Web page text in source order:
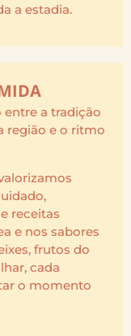
a estadia.
entre a tradição
região e o ritmo
receitas
e nos sabores
frutos do
cada
o momento